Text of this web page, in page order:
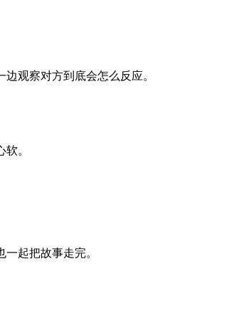
观察对方到底会怎么反应。
。
起把故事走完。